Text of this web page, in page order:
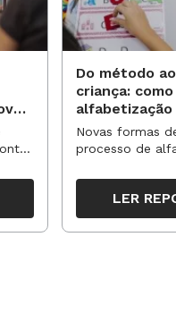
no
Do método
criança: como
alfabetização
anos?
Novas formas
processo de
influenciaram
práticas,
da leitura e da
LER